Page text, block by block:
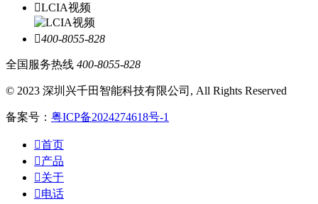
LCIA视频
400-8055-828
全国服务热线 400-8055-828
© 2023 深圳兴千田智能科技有限公司, All Rights Reserved
备案号： 粤ICP备2024274618号-1
首页
产品
关于
电话